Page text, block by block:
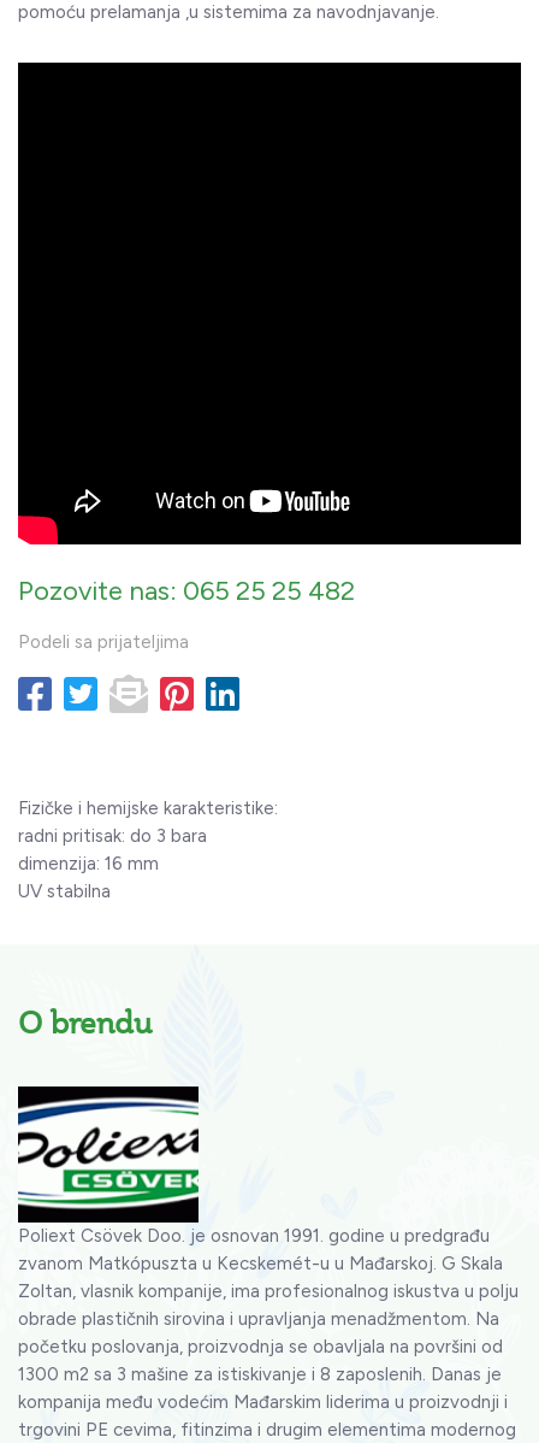
pomoću prelamanja ,u sistemima za navodnjavanje.
Pozovite nas: 065 25 25 482
Podeli sa prijateljima
Fizičke i hemijske karakteristike:
radni pritisak: do 3 bara
dimenzija: 16 mm
UV stabilna
O brendu
Poliext Csövek Doo. je osnovan 1991. godine u predgrađu
zvanom Matkópuszta u Kecskemét-u u Mađarskoj. G Skala
Zoltan, vlasnik kompanije, ima profesionalnog iskustva u polju
obrade plastičnih sirovina i upravljanja menadžmentom. Na
početku poslovanja, proizvodnja se obavljala na površini od
1300 m2 sa 3 mašine za istiskivanje i 8 zaposlenih. Danas je
kompanija među vodećim Mađarskim liderima u proizvodnji i
trgovini PE cevima, fitinzima i drugim elementima modernog